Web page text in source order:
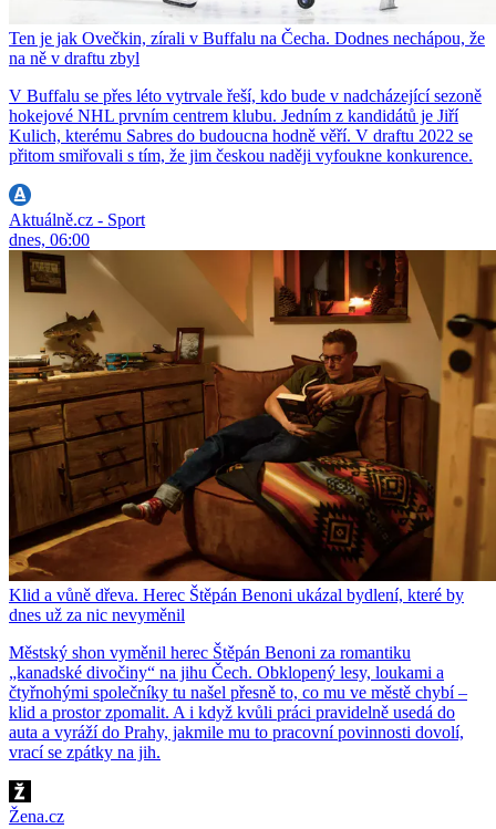
Ten je jak Ovečkin, zírali v Buffalu na Čecha. Dodnes nechápou, že
na ně v draftu zbyl
V Buffalu se přes léto vytrvale řeší, kdo bude v nadcházející sezoně
hokejové NHL prvním centrem klubu. Jedním z kandidátů je Jiří
Kulich, kterému Sabres do budoucna hodně věří. V draftu 2022 se
přitom smiřovali s tím, že jim českou naději vyfoukne konkurence.
Aktuálně.cz - Sport
dnes, 06:00
Klid a vůně dřeva. Herec Štěpán Benoni ukázal bydlení, které by
dnes už za nic nevyměnil
Městský shon vyměnil herec Štěpán Benoni za romantiku
„kanadské divočiny“ na jihu Čech. Obklopený lesy, loukami a
čtyřnohými společníky tu našel přesně to, co mu ve městě chybí –
klid a prostor zpomalit. A i když kvůli práci pravidelně usedá do
auta a vyráží do Prahy, jakmile mu to pracovní povinnosti dovolí,
vrací se zpátky na jih.
Žena.cz